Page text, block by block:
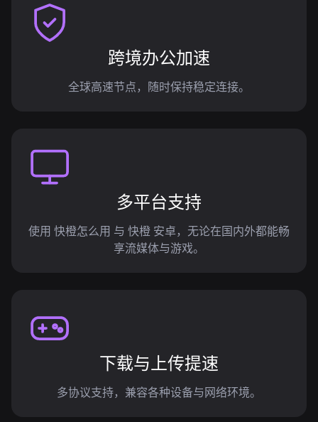
跨境办公加速
全球高速节点，随时保持稳定连接。
多平台支持
使用 快橙怎么用 与 快橙 安卓，无论在国内外都能畅
享流媒体与游戏。
下载与上传提速
多协议支持，兼容各种设备与网络环境。